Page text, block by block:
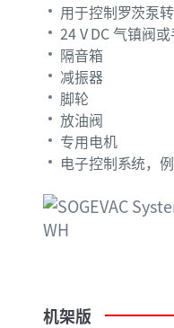
用于控制罗茨泵
24 V DC 气镇阀
隔音箱
减振器
脚轮
放油阀
专用电机
电子控制系统，
机架版